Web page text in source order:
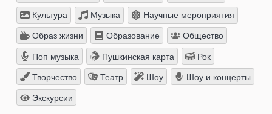
Культура Музыка Научные мероприятия
Образ жизни Образование Общество
Поп музыка Пушкинская карта Рок
Творчество Театр Шоу Шоу и концерты
Экскурсии